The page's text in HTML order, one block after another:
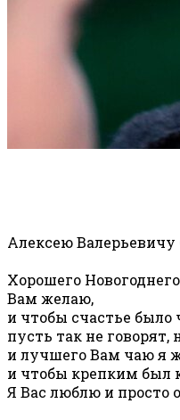
Алексею Валерьевичу
Хорошего
Вам желаю,
и чтобы счастье было
пусть так не говорят,
и лучшего Вам чаю я
и чтобы крепким был
Я Вас люблю и просто